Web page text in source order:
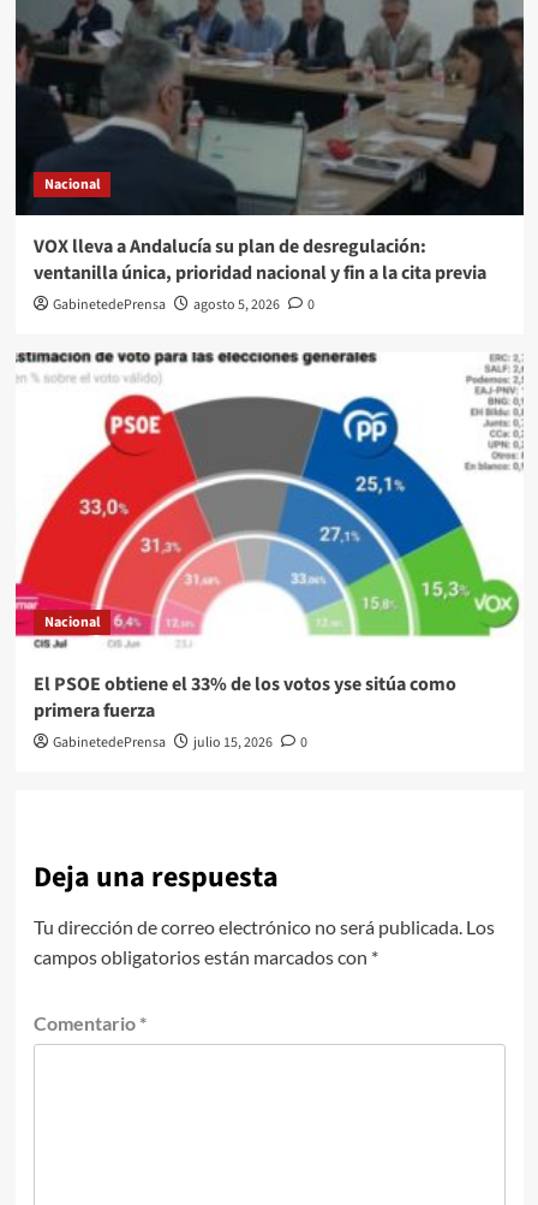
Nacional
VOX lleva a Andalucía su plan de desregulación:
ventanilla única, prioridad nacional y fin a la cita previa
GabinetedePrensa agosto 5, 2026 0
Nacional
El PSOE obtiene el 33% de los votos yse sitúa como
primera fuerza
GabinetedePrensa julio 15, 2026 0
Deja una respuesta
Tu dirección de correo electrónico no será publicada. Los
campos obligatorios están marcados con *
Comentario *